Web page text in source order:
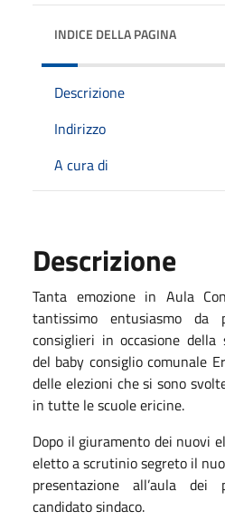
INDICE DELLA PAGINA
Descrizione
Indirizzo
A cura di
Descrizione
Tanta emozione in Aula
tantissimo entusiasmo
consiglieri in occasione
del baby consiglio comunale
delle elezioni che si sono
in tutte le scuole ericine.
Dopo il giuramento dei nuovi
eletto a scrutinio segreto il
presentazione all’aula dei
candidato sindaco.